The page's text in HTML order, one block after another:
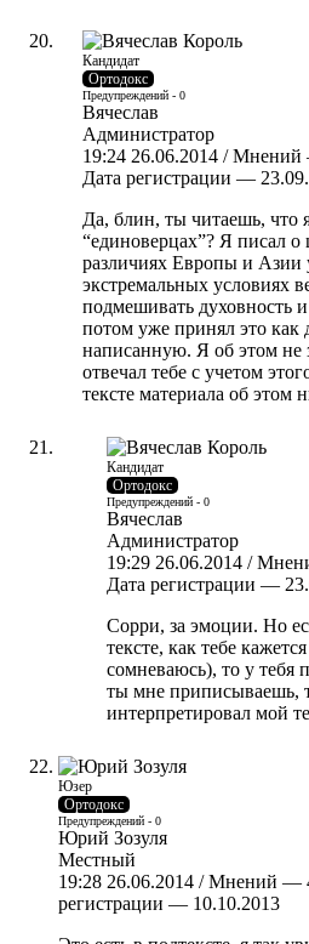
Кандидат
Ортодокс
Предупреждений - 0
Вячеслав
Администратор
19:24 26.06.2014 /
Дата регистрации —
Да, блин, ты читаешь, что
“единоверцах”? Я писал
различиях Европы и Азии
экстремальных условиях
подмешивать духовность
потом уже принял это как
написанную. Я об этом не
отвечал тебе с учетом
тексте материала об этом
Кандидат
Ортодокс
Предупреждений - 0
Вячеслав
Администратор
19:29 26.06.2014 /
Дата регистрации —
Сорри, за эмоции. Но
тексте, как тебе
сомневаюсь), то у тебя
ты мне приписываешь,
интерпретировал мой
Юзер
Ортодокс
Предупреждений - 0
Юрий Зозуля
Местный
19:28 26.06.2014 / Мнений —
регистрации — 10.10.2013